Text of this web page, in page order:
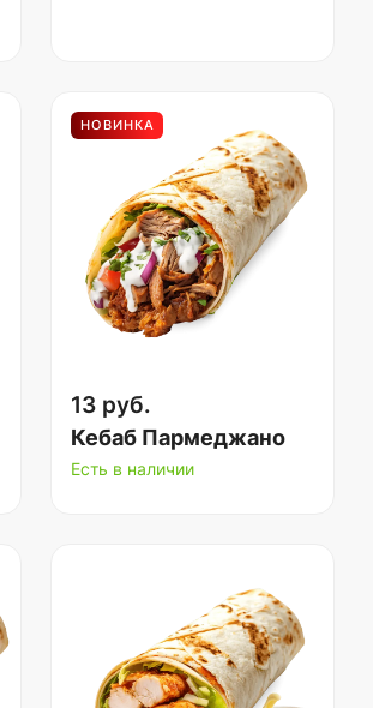
НОВИНКА
13 руб.
Кебаб Пармеджано
Есть в наличии